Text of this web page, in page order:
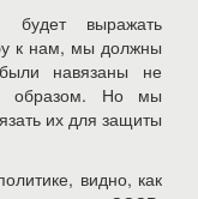
выражать
к нам, мы должны
навязаны не
образом. Но мы
их для защиты
видно, как